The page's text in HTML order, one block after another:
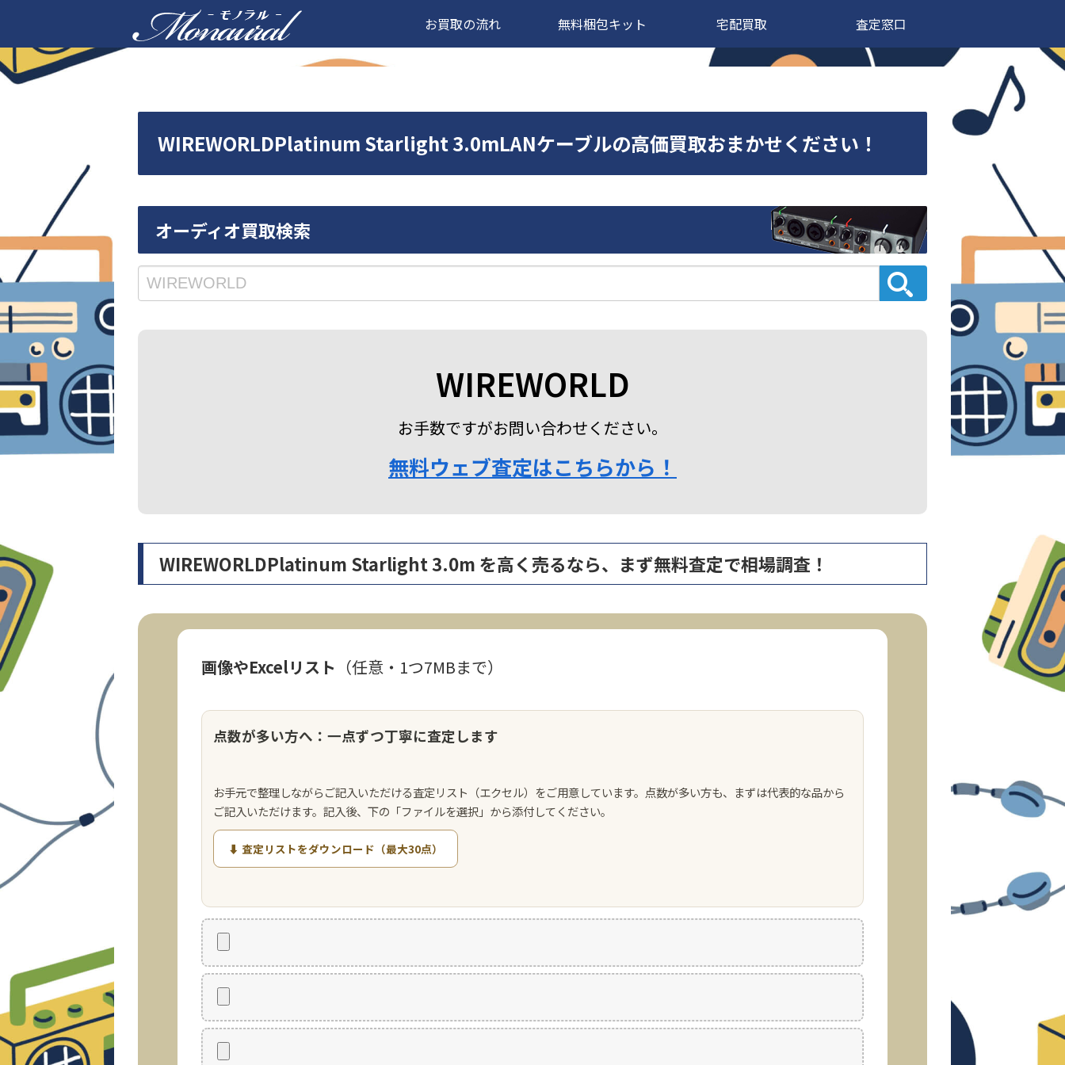
お買取の流れ 無料梱包キット 宅配買取 査定窓口
WIREWORLDPlatinum Starlight 3.0mLANケーブルの高価買取おまかせください！
オーディオ買取検索
WIREWORLD
お手数ですがお問い合わせください。
無料ウェブ査定はこちらから！
WIREWORLDPlatinum Starlight 3.0m を高く売るなら、まず無料査定で相場調査！
画像やExcelリスト （任意・1つ7MBまで）
点数が多い方へ：一点ずつ丁寧に査定します
お手元で整理しながらご記入いただける査定リスト（エクセル）をご用意しています。点数が多い方も、まずは代表的な品から
ご記入いただけます。記入後、下の「ファイルを選択」から添付してください。
⬇ 査定リストをダウンロード（最大30点）